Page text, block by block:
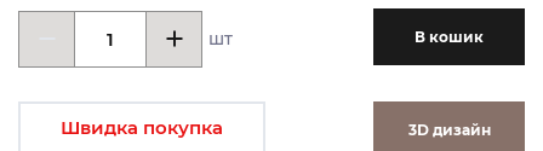
шт В кошик
Швидка покупка 3D дизайн